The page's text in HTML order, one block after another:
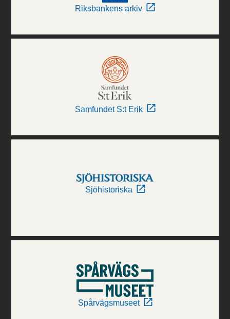
Riksbankens arkiv
Samfundet S:t Erik
Sjöhistoriska
Spårvägsmuseet